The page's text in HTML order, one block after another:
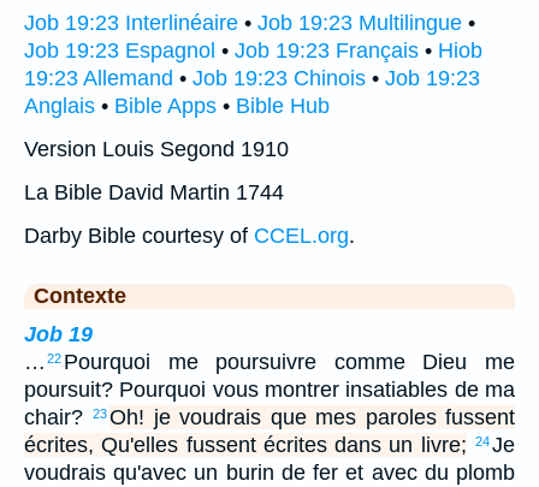
Job 19:23 Interlinéaire • Job 19:23 Multilingue •
Job 19:23 Espagnol • Job 19:23 Français • Hiob
19:23 Allemand • Job 19:23 Chinois • Job 19:23
Anglais • Bible Apps • Bible Hub
Version Louis Segond 1910
La Bible David Martin 1744
Darby Bible courtesy of CCEL.org.
Contexte
Job 19
… 22 Pourquoi me poursuivre comme Dieu me
poursuit? Pourquoi vous montrer insatiables de ma
chair?
23 Oh! je voudrais que mes paroles fussent
écrites, Qu'elles fussent écrites dans un livre;
24Je
voudrais qu'avec un burin de fer et avec du plomb